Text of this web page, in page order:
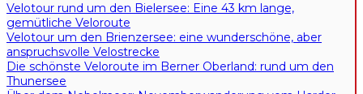
Velotour rund um den Bielersee: Eine 43 km lange,
gemütliche Veloroute
Velotour um den Brienzersee: eine wunderschöne, aber
anspruchsvolle Velostrecke
Die schönste Veloroute im Berner Oberland: rund um den
Thunersee